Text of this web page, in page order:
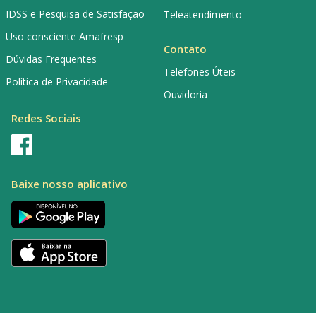
IDSS e Pesquisa de Satisfação
Uso consciente Amafresp
Dúvidas Frequentes
Política de Privacidade
Teleatendimento
Contato
Telefones Úteis
Ouvidoria
Redes Sociais
Baixe nosso aplicativo